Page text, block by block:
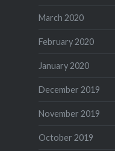
March 2020
February 2020
January 2020
December 2019
November 2019
October 2019